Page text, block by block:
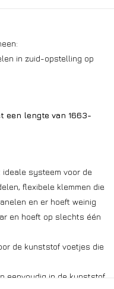
in zuid-opstelling op
een lengte van 1663-
systeem voor de
flexibele klemmen die
en er hoeft weinig
en hoeft op slechts één
de kunststof voetjes die
eenvoudig in de kunststof